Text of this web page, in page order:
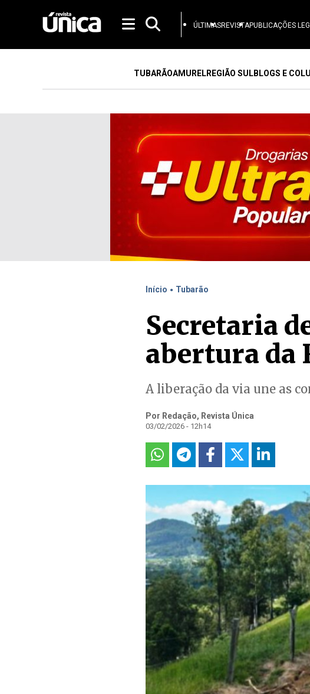
ÚLTIMASREVISTAPUBLICAÇÕES
TUBARÃOAMURELREGIÃO SULBLOGS E
Início . Tubarão
Secretaria
abertura da
A liberação da via une as
Por Redação, Revista Única
03/02/2026 - 12h14